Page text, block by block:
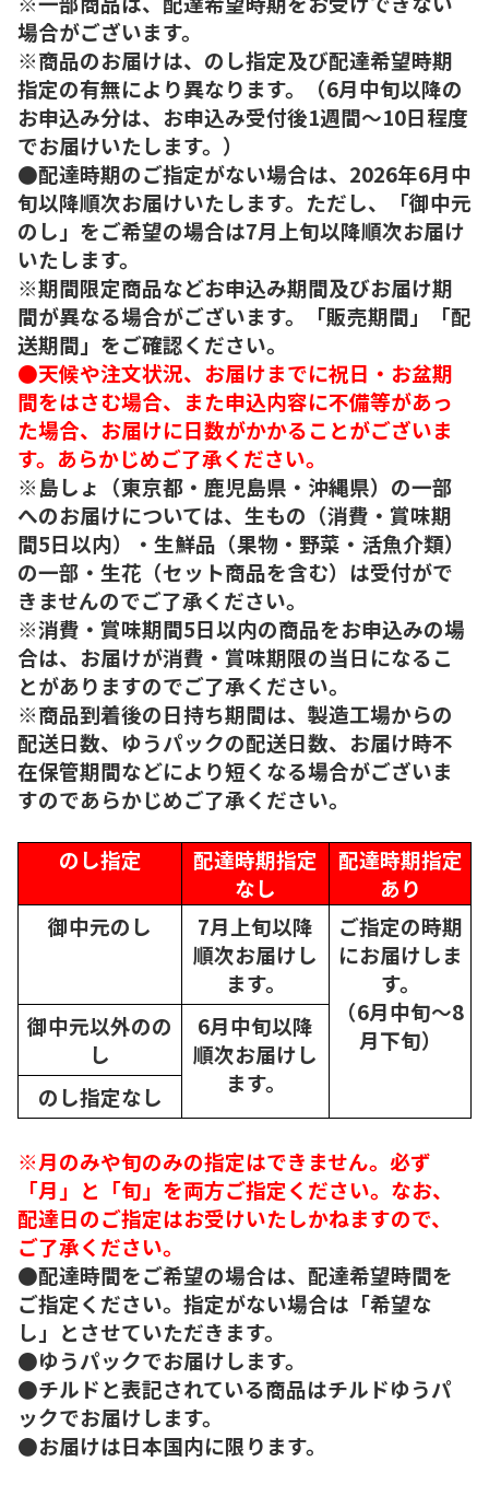
場合がございます。
※商品のお届けは、のし指定及び配達希望時期
指定の有無により異なります。（6月中旬以降の
お申込み分は、お申込み受付後1週間～10日程度
でお届けいたします。）
●配達時期のご指定がない場合は、2026年6月中
旬以降順次お届けいたします。ただし、「御中元
のし」をご希望の場合は7月上旬以降順次お届け
いたします。
※期間限定商品などお申込み期間及びお届け期
間が異なる場合がございます。「販売期間」「配
送期間」をご確認ください。
●天候や注文状況、お届けまでに祝日・お盆期
間をはさむ場合、また申込内容に不備等があっ
た場合、お届けに日数がかかることがございま
す。あらかじめご了承ください。
※島しょ（東京都・鹿児島県・沖縄県）の一部
へのお届けについては、生もの（消費・賞味期
間5日以内）・生鮮品（果物・野菜・活魚介類）
の一部・生花（セット商品を含む）は受付がで
きませんのでご了承ください。
※消費・賞味期間5日以内の商品をお申込みの場
合は、お届けが消費・賞味期限の当日になるこ
とがありますのでご了承ください。
※商品到着後の日持ち期間は、製造工場からの
配送日数、ゆうパックの配送日数、お届け時不
在保管期間などにより短くなる場合がございま
すのであらかじめご了承ください。
のし指定
配達時期指定
なし
配達時期指定
あり
御中元のし
7月上旬以降
順次お届けし
ます。
ご指定の時期
にお届けしま
す。
（6月中旬～8
月下旬）
御中元以外のの
し
6月中旬以降
順次お届けし
ます。
のし指定なし
※月のみや旬のみの指定はできません。必ず
「月」と「旬」を両方ご指定ください。なお、
配達日のご指定はお受けいたしかねますので、
ご了承ください。
●配達時間をご希望の場合は、配達希望時間を
ご指定ください。指定がない場合は「希望な
し」とさせていただきます。
●ゆうパックでお届けします。
●チルドと表記されている商品はチルドゆうパ
ックでお届けします。
●お届けは日本国内に限ります。